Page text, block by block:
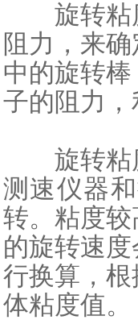
旋转粘度
阻力，来
中的旋转
子的阻力
旋转粘度
测速仪器
转。粘度
的旋转速
行换算，
体粘度值。